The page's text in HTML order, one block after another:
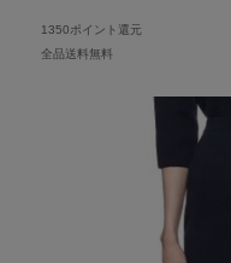
1350ポイント還元
全品送料無料